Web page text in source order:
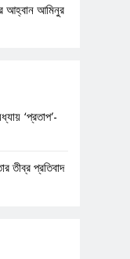
আহ্বান আমিনুর
‘প্রতাপ’-
তীব্র প্রতিবাদ